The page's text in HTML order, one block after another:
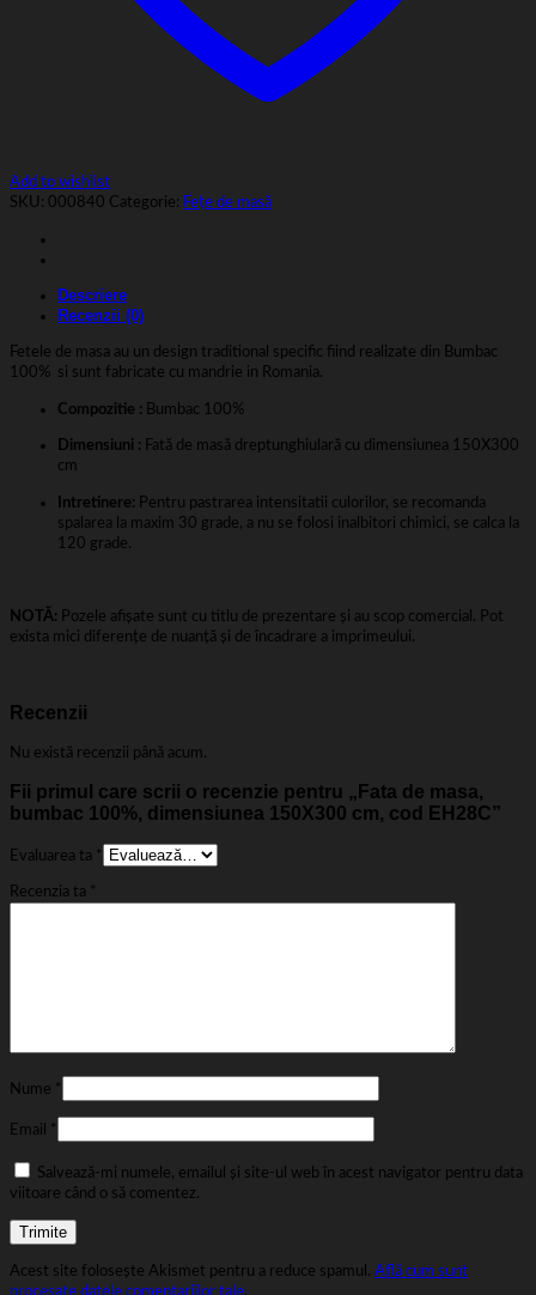
Add to wishlist
SKU: 000840 Categorie: Fețe de masă
Descriere
Recenzii (0)
Fetele de masa au un design traditional specific fiind realizate din Bumbac
100% si sunt fabricate cu mandrie in Romania.
Compozitie : Bumbac 100%
Dimensiuni : Fată de masă dreptunghiulară cu dimensiunea 150X300
cm
Intretinere: Pentru pastrarea intensitatii culorilor, se recomanda
spalarea la maxim 30 grade, a nu se folosi inalbitori chimici, se calca la
120 grade.
NOTĂ: Pozele afișate sunt cu titlu de prezentare și au scop comercial. Pot
exista mici diferențe de nuanță și de încadrare a imprimeului.
Recenzii
Nu există recenzii până acum.
Fii primul care scrii o recenzie pentru „Fata de masa,
bumbac 100%, dimensiunea 150X300 cm, cod EH28C”
Evaluarea ta *
Recenzia ta *
Nume *
Email *
Salvează-mi numele, emailul și site-ul web în acest navigator pentru data
viitoare când o să comentez.
Acest site folosește Akismet pentru a reduce spamul. Află cum sunt
procesate datele comentariilor tale.